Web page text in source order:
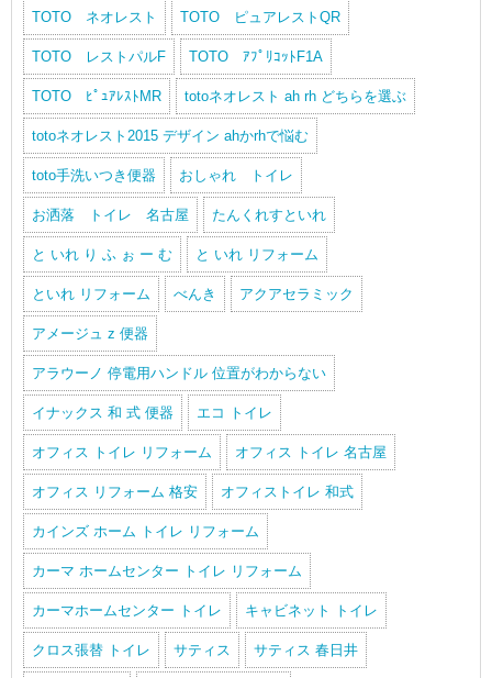
TOTO ネオレスト TOTO ピュアレストQR
TOTO レストパルF TOTO ｱﾌﾟﾘｺｯﾄF1A
TOTO ﾋﾟｭｱﾚｽﾄMR totoネオレスト ah rh どちらを選ぶ
totoネオレスト2015 デザイン ahかrhで悩む
toto手洗いつき便器 おしゃれ トイレ
お洒落 トイレ 名古屋 たんくれすといれ
と いれ り ふ ぉ ー む と いれ リフォーム
といれ リフォーム べんき アクアセラミック
アメージュ z 便器
アラウーノ 停電用ハンドル 位置がわからない
イナックス 和 式 便器 エコ トイレ
オフィス トイレ リフォーム オフィス トイレ 名古屋
オフィス リフォーム 格安 オフィストイレ 和式
カインズ ホーム トイレ リフォーム
カーマ ホームセンター トイレ リフォーム
カーマホームセンター トイレ キャビネット トイレ
クロス張替 トイレ サティス サティス 春日井